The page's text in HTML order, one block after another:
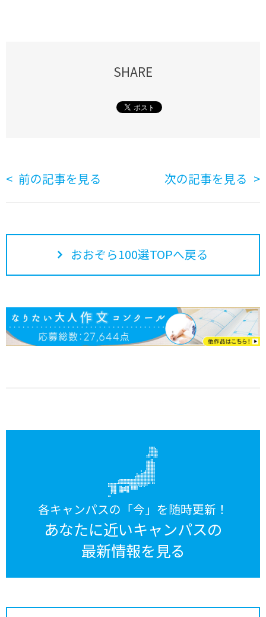
SHARE
前の記事を見る 次の記事を見る
おおぞら100選TOPへ戻る
各キャンパスの「今」を随時更新！
あなたに近いキャンパスの
最新情報を見る